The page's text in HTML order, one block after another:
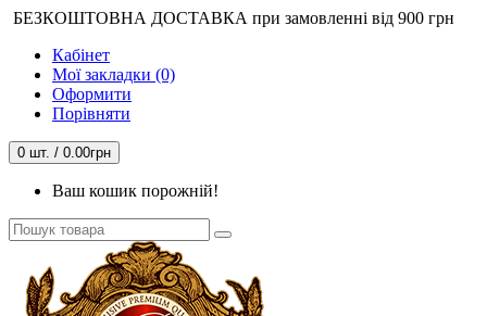
БЕЗКОШТОВНА ДОСТАВКА при замовленні від 900 грн
Кабінет
Мої закладки (0)
Оформити
Порівняти
0 шт. / 0.00грн
Ваш кошик порожній!